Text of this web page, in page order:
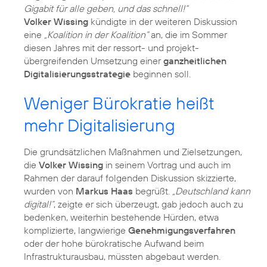
Gigabit für alle geben, und das schnell!“
Volker Wissing kündigte in der weiteren Diskussion
eine „Koalition in der Koalition“an, die im Sommer
diesen Jahres mit der ressort- und projekt­
übergreifenden Umsetzung einerganzheitlichen
Digitalisierungsstrategie beginnen soll.
Weniger Bürokratie heißt
mehr Digitalisierung
Die grundsätzlichen Maßnahmen und Zielsetzungen,
die Volker Wissing in seinem Vortrag und auch im
Rahmen der darauf folgenden Diskussion skizzierte,
wurden von Markus Haas begrüßt.
„Deutschland kann
digital!“, zeigte er sich überzeugt, gab jedoch auch zu
bedenken, weiterhin bestehende Hürden, etwa
komplizierte, langwierige Genehmigungsverfahren
oder der hohe bürokratische Aufwand beim
Infrastrukturausbau, müssten abgebaut werden.